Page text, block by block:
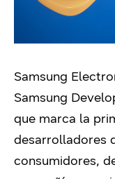
Samsung
Samsung
que marca la
desarrolladores
consumidores,